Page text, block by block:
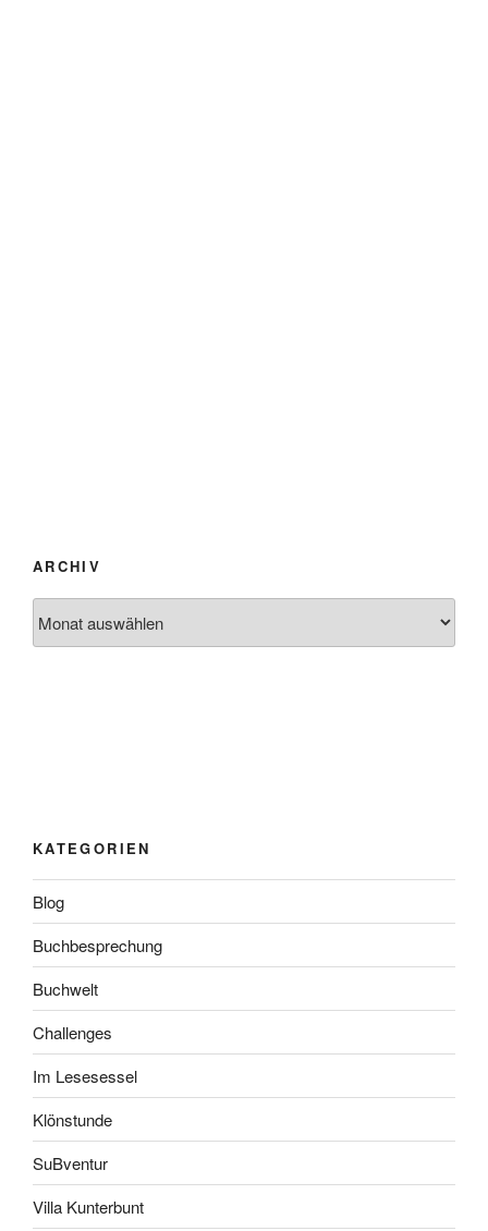
ARCHIV
KATEGORIEN
Blog
Buchbesprechung
Buchwelt
Challenges
Im Lesesessel
Klönstunde
SuBventur
Villa Kunterbunt